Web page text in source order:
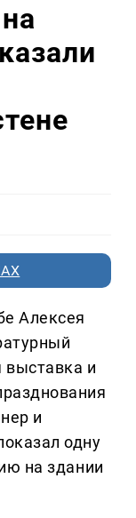
Алексея
выставка и
и
одну
на здании